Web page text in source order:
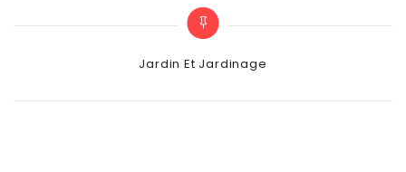
Categories
Jardin Et Jardinage